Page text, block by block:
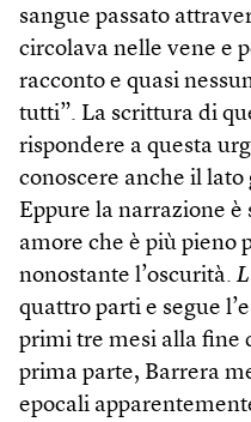
sangue passato
circolava nelle vene e
racconto e quasi
tutti”. La scrittura di
rispondere a questa
conoscere anche il
Eppure la narrazione
amore che è più pieno
nonostante l’oscurità.
quattro parti e segue
primi tre mesi alla fine
prima parte, Barrera
epocali